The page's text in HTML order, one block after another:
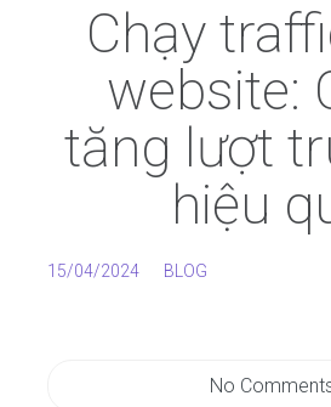
Chạy
website:
tăng lượt
hiệu
15/04/2024 BLOG
No